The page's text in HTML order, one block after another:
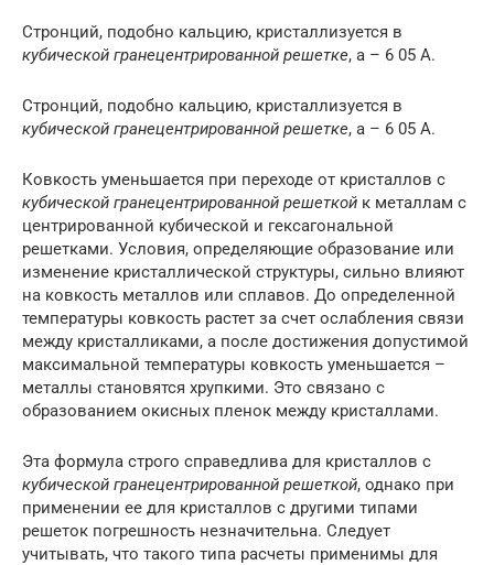
Стронций, подобно кальцию, кристаллизуется в
кубической гранецентрированной решетке, а – 6 05 А.
Стронций, подобно кальцию, кристаллизуется в
кубической гранецентрированной решетке, а – 6 05 А.
Ковкость уменьшается при переходе от кристаллов с
кубической гранецентрированной решеткой к металлам с
центрированной кубической и гексагональной
решетками. Условия, определяющие образование или
изменение кристаллической структуры, сильно влияют
на ковкость металлов или сплавов. До определенной
температуры ковкость растет за счет ослабления связи
между кристалликами, а после достижения допустимой
максимальной температуры ковкость уменьшается –
металлы становятся хрупкими. Это связано с
образованием окисных пленок между кристаллами.
Эта формула строго справедлива для кристаллов с
кубической гранецентрированной решеткой, однако при
применении ее для кристаллов с другими типами
решеток погрешность незначительна. Следует
учитывать, что такого типа расчеты применимы для